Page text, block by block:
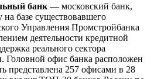
банк — московский банк,
базе существовавшего
Управления Промстройбанка
деятельности кредитной
реального сектора
Головной офис банка расположен
представлена 257 офисами в 28